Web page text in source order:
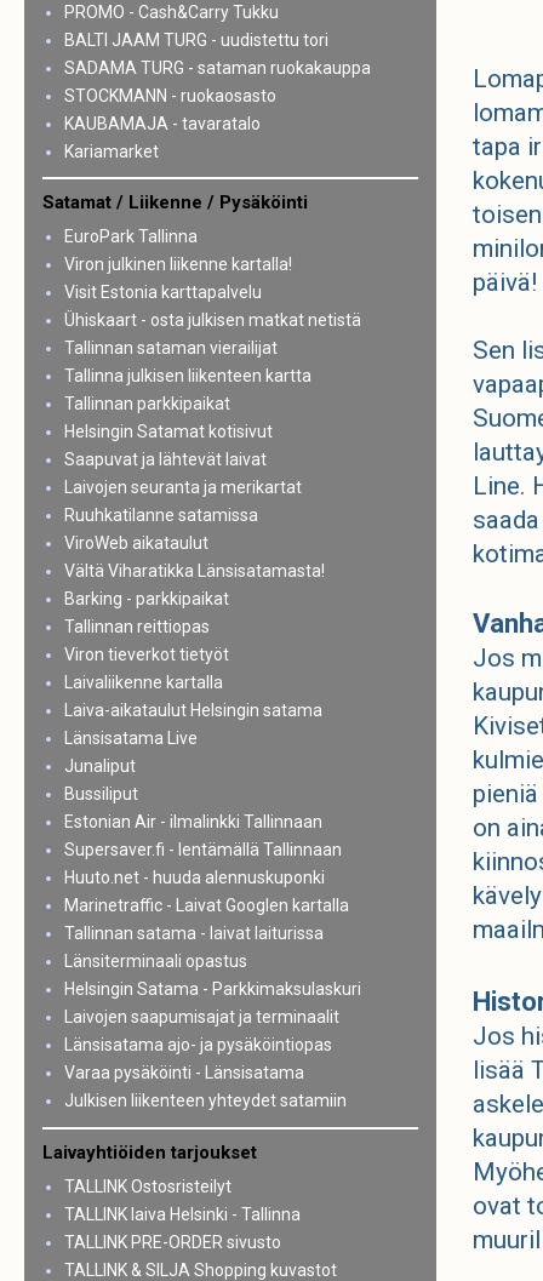
tapa
päivä!
Sen
Line.
Jos
on
Jos
lisää
ovat
PROMO - Cash&Carry Tukku
BALTI JAAM TURG - uudistettu tori
SADAMA TURG - sataman ruokakauppa
STOCKMANN - ruokaosasto
KAUBAMAJA - tavaratalo
Kariamarket
Satamat / Liikenne / Pysäköinti
EuroPark Tallinna
Viron julkinen liikenne kartalla!
Visit Estonia karttapalvelu
Ühiskaart - osta julkisen matkat netistä
Tallinnan sataman vierailijat
Tallinna julkisen liikenteen kartta
Tallinnan parkkipaikat
Helsingin Satamat kotisivut
Saapuvat ja lähtevät laivat
Laivojen seuranta ja merikartat
Ruuhkatilanne satamissa
ViroWeb aikataulut
Vältä Viharatikka Länsisatamasta!
Barking - parkkipaikat
Tallinnan reittiopas
Viron tieverkot tietyöt
Laivaliikenne kartalla
Laiva-aikataulut Helsingin satama
Länsisatama Live
Junaliput
Bussiliput
Estonian Air - ilmalinkki Tallinnaan
Supersaver.fi - lentämällä Tallinnaan
Huuto.net - huuda alennuskuponki
Marinetraffic - Laivat Googlen kartalla
Tallinnan satama - laivat laiturissa
Länsiterminaali opastus
Helsingin Satama - Parkkimaksulaskuri
Laivojen saapumisajat ja terminaalit
Länsisatama ajo- ja pysäköintiopas
Varaa pysäköinti - Länsisatama
Julkisen liikenteen yhteydet satamiin
Laivayhtiöiden tarjoukset
TALLINK Ostosristeilyt
TALLINK laiva Helsinki - Tallinna
TALLINK PRE-ORDER sivusto
TALLINK & SILJA Shopping kuvastot